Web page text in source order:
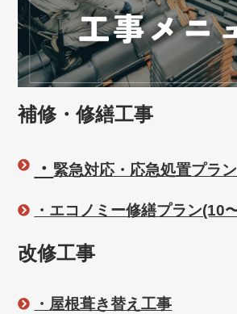
補修・修繕工事
・ 緊急対応・応急処置プラ
・エコノミー修繕プラン(10
改修工事
・屋根葺き替え工事